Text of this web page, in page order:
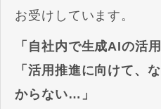
お受けしています。
「自社内で生成AIの活
「活用推進に向けて、
からない…」